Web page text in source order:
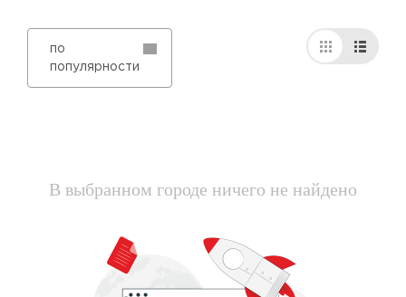
по
популярности
В выбранном городе ничего не найдено